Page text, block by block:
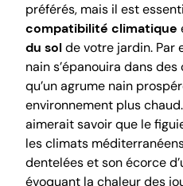
préférés, mais il est
compatibilité climatique
du solde votre jardin. Par
nain s’épanouira dans
qu’un agrume nain
environnement plus
aimerait savoir que le
les climats
dentelées et son écorce
évoquant la chaleur des